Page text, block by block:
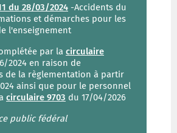
du 28/03/2024 -Accidents du
et démarches pour les
l'enseignement
par la circulaire
2024 en raison de
de la règlementation à partir
ainsi que pour le personnel
circulaire 9703 du 17/04/2026
public fédéral